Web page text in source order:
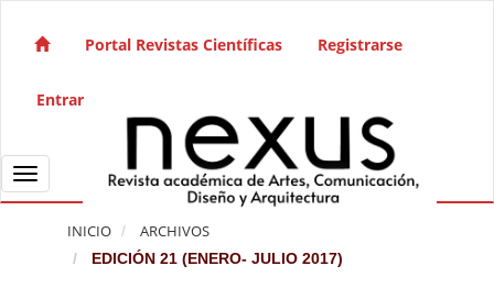
Navegación principal
Barra lateral
Portal Revistas Científicas Registrarse
Entrar
Toggle navigation
INICIO ARCHIVOS
EDICIÓN 21 (ENERO- JULIO 2017)